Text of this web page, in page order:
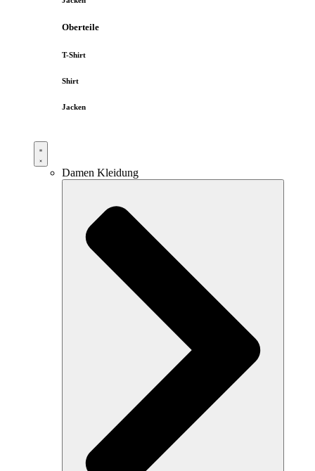
Oberteile
T-Shirt
Shirt
Jacken
Damen Kleidung